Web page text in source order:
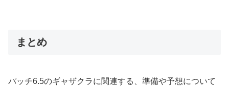
まとめ
パッチ6.5のギャザクラに関連する、準備や予想について